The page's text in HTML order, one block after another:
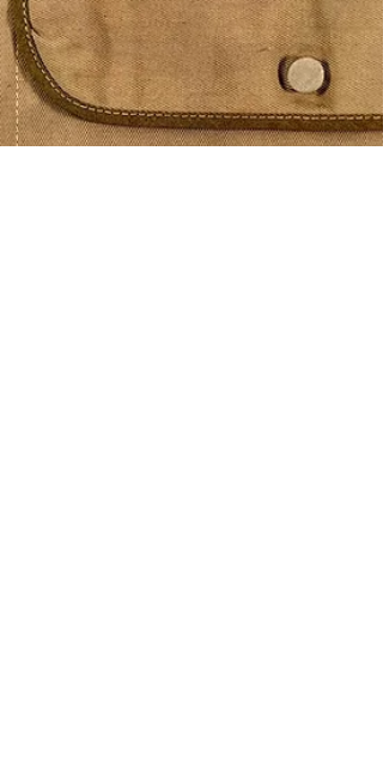
（攜行袋）；具菱形「N」字製造商戳記之
詳承包商（Unknown Manufacturer）（瞄準
本體） 生產國家： 美國 (United States of
America) 館藏單位： 黑水博物館 (Black
Mu